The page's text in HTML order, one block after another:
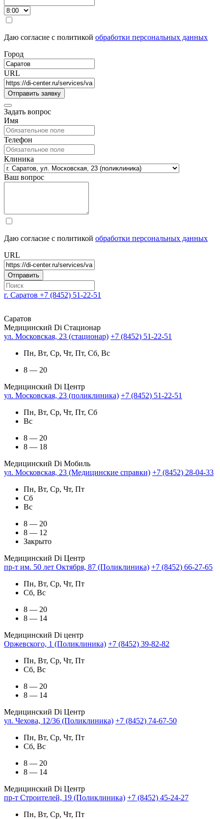
Даю согласие с политикой обработки персональных данных
Город
URL
Задать вопрос
Имя
Телефон
Клиника
Ваш вопрос
Даю согласие с политикой обработки персональных данных
URL
г. Саратов +7 (8452) 51-22-51
Саратов
Медицинский Di Стационар
ул. Московская, 23 (стационар) +7 (8452) 51-22-51
Пн, Вт, Ср, Чт, Пт, Сб, Вс
8 — 20
Медицинский Di Центр
ул. Московская, 23 (поликлиника) +7 (8452) 51-22-51
Пн, Вт, Ср, Чт, Пт, Сб
Вс
8 — 20
8 — 18
Медицинский Di Мобиль
ул. Московская, 23 (Медицинские справки) +7 (8452) 28-04-33
Пн, Вт, Ср, Чт, Пт
Сб
Вс
8 — 20
8 — 12
Закрыто
Медицинский Di Центр
пр-т им. 50 лет Октября, 87 (Поликлиника) +7 (8452) 66-27-65
Пн, Вт, Ср, Чт, Пт
Сб, Вс
8 — 20
8 — 14
Медицинский Di центр
Оржевского, 1 (Поликлиника) +7 (8452) 39-82-82
Пн, Вт, Ср, Чт, Пт
Сб, Вс
8 — 20
8 — 14
Медицинский Di Центр
ул. Чехова, 12/36 (Поликлиника) +7 (8452) 74-67-50
Пн, Вт, Ср, Чт, Пт
Сб, Вс
8 — 20
8 — 14
Медицинский Di Центр
пр-т Строителей, 19 (Поликлиника) +7 (8452) 45-24-27
Пн, Вт, Ср, Чт, Пт